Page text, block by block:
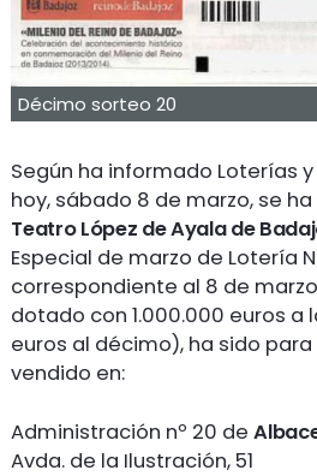
Décimo sorteo 20
Según ha informado Loterías
hoy, sábado 8 de marzo, se
Teatro López de Ayala de
Especial de marzo de Lotería
correspondiente al 8 de
dotado con 1.000.000 euros a
euros al décimo), ha sido para
vendido en:
Administración nº 20 de
Avda. de la Ilustración, 51